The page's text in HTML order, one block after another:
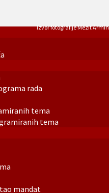
rada
tema
tema
mandat
Izvor fotografije Mezit Armin